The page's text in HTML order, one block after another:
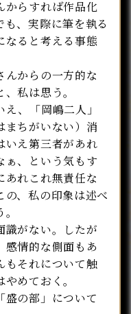
からすれば作品化
、実際に筆を執る
なると考える事態
からの一方的な
私は思う。
、「岡嶋二人」
まちがいない）消
いえ第三者があれ
ぁ、という気もす
あれこれ無責任な
、私の印象は述べ
がない。したが
感情的な側面もあ
もそれについて触
めておく。
の部」について